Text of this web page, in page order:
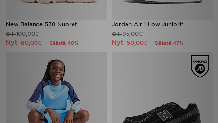
New Balance 530 Nuoret
Oli100,00€
Nyt 60,00€ Säästä 40%
Jordan Air 1 Low Juniorit
Oli95,00€
Nyt 50,00€ Säästä 47%